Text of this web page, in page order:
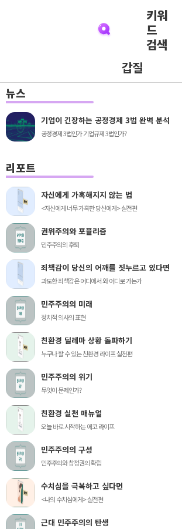
키워
드
검색
갑질
뉴스
기업이 긴장하는 공정경제 3법 완벽 분석
공정경제 3법인가 기업규제 3법인가?
리포트
자신에게 가혹해지지 않는 법
<자신에게 너무 가혹한 당신에게> 실전편
권위주의와 포퓰리즘
민주주의의 후퇴
죄책감이 당신의 어깨를 짓누르고 있다면
과도한 죄책감은 어디에서 와 어디로 가는가
민주주의의 미래
정치적 의사의 표현
친환경 딜레마 상황 돌파하기
누구나 할 수 있는 친환경 라이프 실전편
민주주의의 위기
무엇이 문제인가?
친환경 실천 매뉴얼
오늘 바로 시작하는 에코 라이프
민주주의의 구성
민주주의와 참정권의 확립
수치심을 극복하고 싶다면
<나의 수치심에게> 실전편
근대 민주주의의 탄생